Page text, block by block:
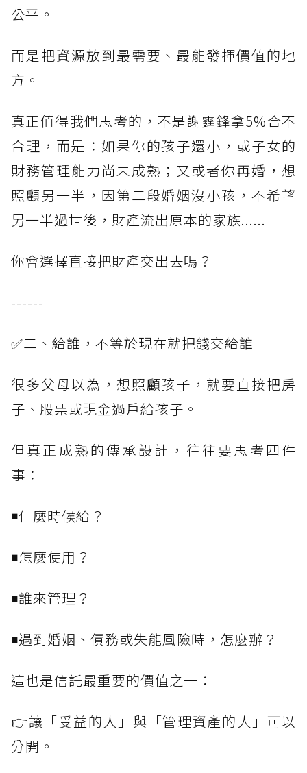
公平。
而是把資源放到最需要、最能發揮價值的地
方。
真正值得我們思考的，不是謝霆鋒拿5%合不
合理，而是：如果你的孩子還小，或子女的
財務管理能力尚未成熟；又或者你再婚，想
照顧另一半，因第二段婚姻沒小孩，不希望
另一半過世後，財產流出原本的家族......
你會選擇直接把財產交出去嗎？
------
✅二、給誰，不等於現在就把錢交給誰
很多父母以為，想照顧孩子，就要直接把房
子、股票或現金過戶給孩子。
但真正成熟的傳承設計，往往要思考四件
事：
◾什麼時候給？
◾怎麼使用？
◾誰來管理？
◾遇到婚姻、債務或失能風險時，怎麼辦？
這也是信託最重要的價值之一：
👉讓「受益的人」與「管理資產的人」可以
分開。